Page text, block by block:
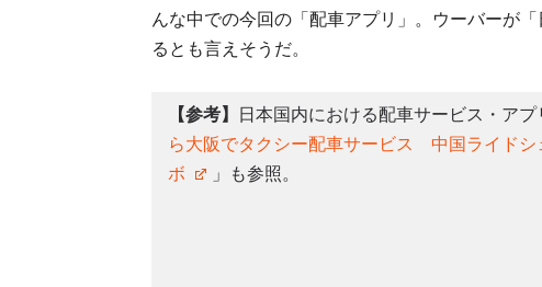
んな中での今回の「配車アプリ」。ウーバーが
るとも言えそうだ。
【参考】 日本国内における配車サービス・アプ
ら大阪でタクシー配車サービス 中国ライドシ
ボ
」も参照。